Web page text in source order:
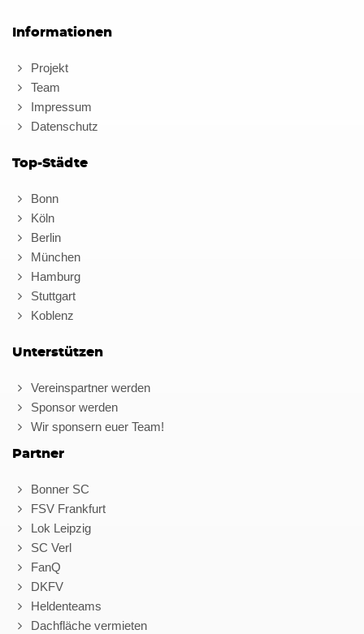
Informationen
Projekt
Team
Impressum
Datenschutz
Top-Städte
Bonn
Köln
Berlin
München
Hamburg
Stuttgart
Koblenz
Unterstützen
Vereinspartner werden
Sponsor werden
Wir sponsern euer Team!
Partner
Bonner SC
FSV Frankfurt
Lok Leipzig
SC Verl
FanQ
DKFV
Heldenteams
Dachfläche vermieten